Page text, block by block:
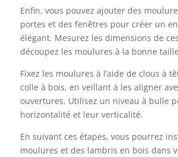
Enfin, vous pouvez ajouter des
portes et des fenêtres pour créer un
élégant. Mesurez les dimensions de
découpez les moulures à la bonne
Fixez les moulures à l’aide de clous à
colle à bois, en veillant à les aligner
ouvertures. Utilisez un niveau à bulle
horizontalité et leur verticalité.
En suivant ces étapes, vous pourrez
moulures et des lambris en bois dans